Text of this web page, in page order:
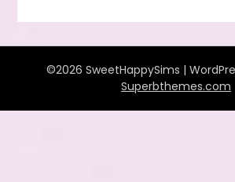
©2026 SweetHappySims |
Superbthemes.com